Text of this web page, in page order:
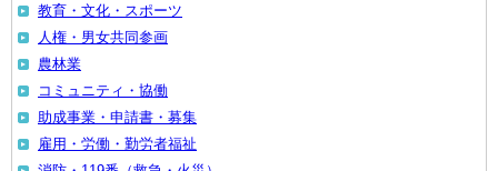
教育・文化・スポーツ
人権・男女共同参画
農林業
コミュニティ・協働
助成事業・申請書・募集
雇用・労働・勤労者福祉